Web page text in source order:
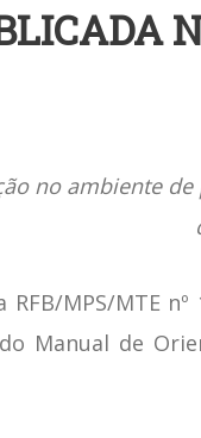
no ambiente
MPS/MTE
Manual de